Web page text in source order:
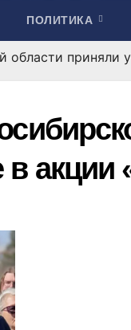
ПОЛИТИКА
области приняли
в